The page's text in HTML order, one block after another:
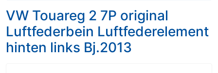
VW Touareg 2 7P original
Luftfederbein Luftfederelement
hinten links Bj.2013